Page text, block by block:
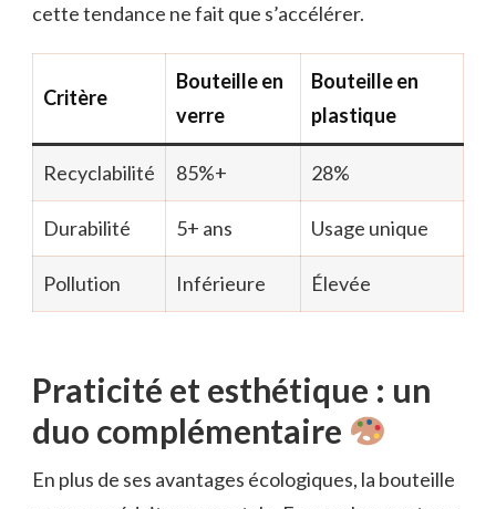
cette tendance ne fait que s’accélérer.
Critère
Bouteille en
verre
Bouteille en
plastique
Recyclabilité 85%+ 28%
Durabilité 5+ ans Usage unique
Pollution Inférieure Élevée
Praticité et esthétique : un
duo complémentaire
En plus de ses avantages écologiques, la bouteille